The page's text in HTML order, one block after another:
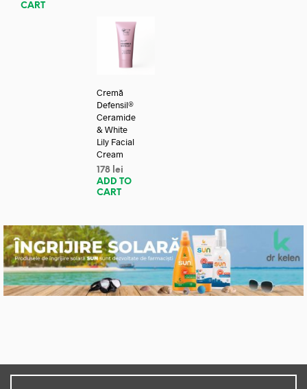
CART
Cremă
Defensil®
Ceramide
& White
Lily Facial
Cream
178 lei
ADD TO
CART